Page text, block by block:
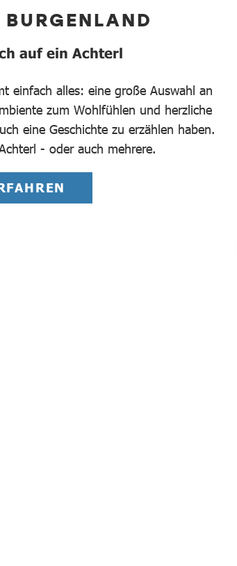
auf ein Achterl
einfach alles: eine große Auswahl an
zum Wohlfühlen und herzliche
eine Geschichte zu erzählen haben.
- oder auch mehrere.